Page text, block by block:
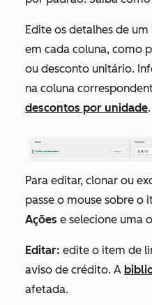
Edite os detalhes de
em cada coluna, como
ou desconto unitário.
na coluna
descontos por unidade.
Para editar, clonar ou
passe o mouse sobre o
Ações e selecione uma
Editar: edite o item de
aviso de crédito. A
afetada.